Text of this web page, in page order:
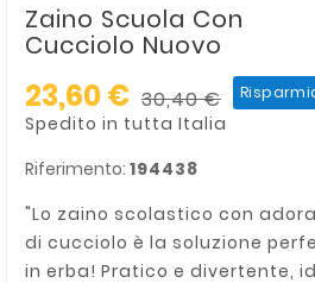
Zaino Scuola Con
Cucciolo Nuovo
23,60 € 30,40 €
Spedito in tutta Italia
Riferimento: 194438
"Lo zaino scolastico con
di cucciolo è la soluzione
in erba! Pratico e divertente,